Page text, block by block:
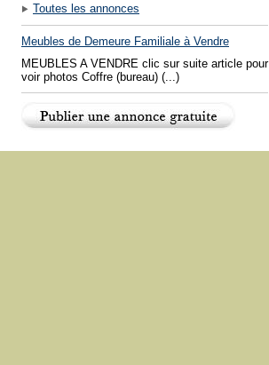
Toutes les annonces
Meubles de Demeure Familiale à Vendre
MEUBLES A VENDRE clic sur suite article pour
voir photos Coffre (bureau) (...)